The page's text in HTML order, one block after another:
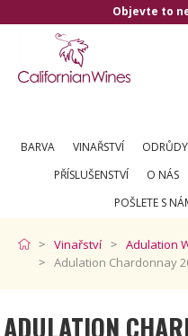
to nejlepší z Kalifornie
BARVA VINAŘSTVÍ ODRŮDY
PŘÍSLUŠENSTVÍ
O NÁS
POŠLETE S
Vinařství
Adulation
Adulation Chardonnay
ADULATION